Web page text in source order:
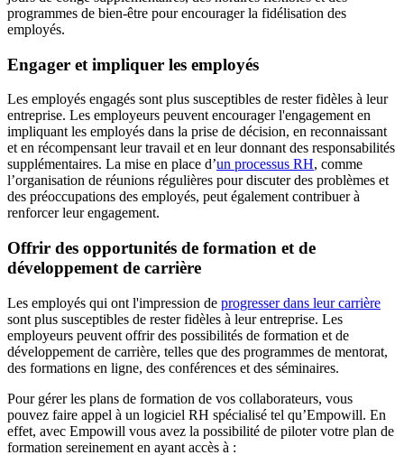
programmes de bien-être pour encourager la fidélisation des
employés.
Engager et impliquer les employés
Les employés engagés sont plus susceptibles de rester fidèles à leur
entreprise. Les employeurs peuvent encourager l'engagement en
impliquant les employés dans la prise de décision, en reconnaissant
et en récompensant leur travail et en leur donnant des responsabilités
supplémentaires. La mise en place d’un processus RH, comme
l’organisation de réunions régulières pour discuter des problèmes et
des préoccupations des employés, peut également contribuer à
renforcer leur engagement.
Offrir des opportunités de formation et de
développement de carrière
Les employés qui ont l'impression de progresser dans leur carrière
sont plus susceptibles de rester fidèles à leur entreprise. Les
employeurs peuvent offrir des possibilités de formation et de
développement de carrière, telles que des programmes de mentorat,
des formations en ligne, des conférences et des séminaires.
Pour gérer les plans de formation de vos collaborateurs, vous
pouvez faire appel à un logiciel RH spécialisé tel qu’Empowill. En
effet, avec Empowill vous avez la possibilité de piloter votre plan de
formation sereinement en ayant accès à :